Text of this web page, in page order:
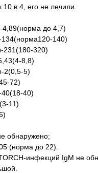
10 в 4, его не лечили.
4,89(норма до 4,7)
134(норма120-140)
231(180-320)
8,8)
2(0,5-5)
72)
40)
11)
обнаружено;
(норма до 22).
инфекций IgM не